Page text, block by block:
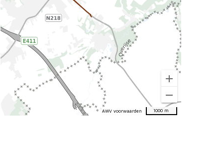
this
road
work
add
remove
AWV voorwaarden 1000 m